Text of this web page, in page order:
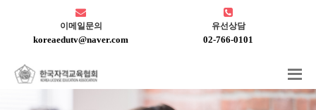
이메일문의
koreaedutv@naver.com
유선상담
02-766-0101